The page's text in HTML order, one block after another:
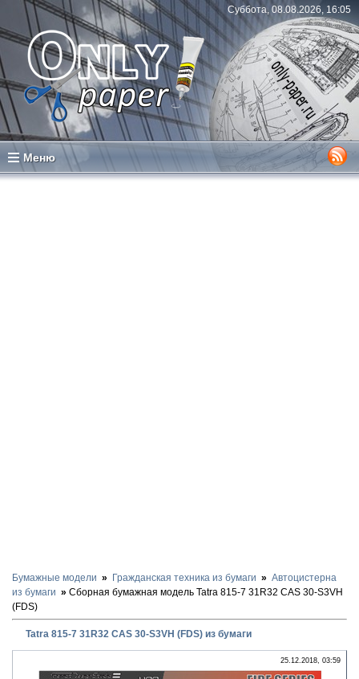
Суббота, 08.08.2026, 16:05
Меню
Бумажные модели Гражданская техника из бумаги
Автоцистерна
из бумаги
Сборная бумажная модель Tatra 815-7 31R32 CAS 30-S3VH
(FDS)
Tatra 815-7 31R32 CAS 30-S3VH (FDS) из бумаги
25.12.2018, 03:59